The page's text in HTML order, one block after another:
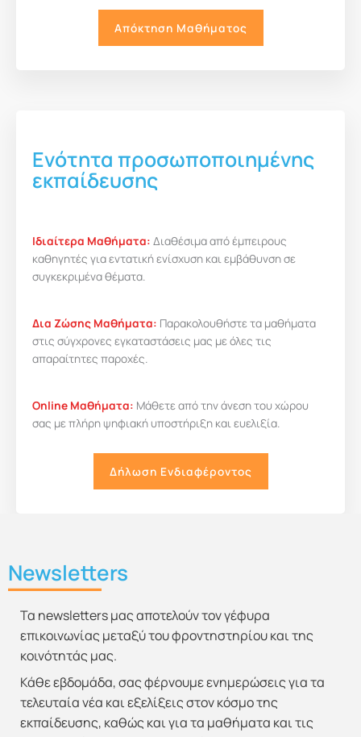
Aπόκτηση Μαθήματος
Ενότητα προσωποποιημένης
εκπαίδευσης
Iδιαίτερα Μαθήματα: Διαθέσιμα από έμπειρους
καθηγητές για εντατική ενίσχυση και εμβάθυνση σε
συγκεκριμένα θέματα.
Δια Ζώσης Μαθήματα: Παρακολουθήστε τα μαθήματα
στις σύγχρονες εγκαταστάσεις μας με όλες τις
απαραίτητες παροχές.
Online Μαθήματα: Μάθετε από την άνεση του χώρου
σας με πλήρη ψηφιακή υποστήριξη και ευελιξία.
Δήλωση Ενδιαφέροντος
Newsletters
Τα newsletters μας αποτελούν τον γέφυρα
επικοινωνίας μεταξύ του φροντηστηρίου και της
κοινότητάς μας.
Κάθε εβδομάδα, σας φέρνουμε ενημερώσεις για τα
τελευταία νέα και εξελίξεις στον κόσμο της
εκπαίδευσης, καθώς και για τα μαθήματα και τις